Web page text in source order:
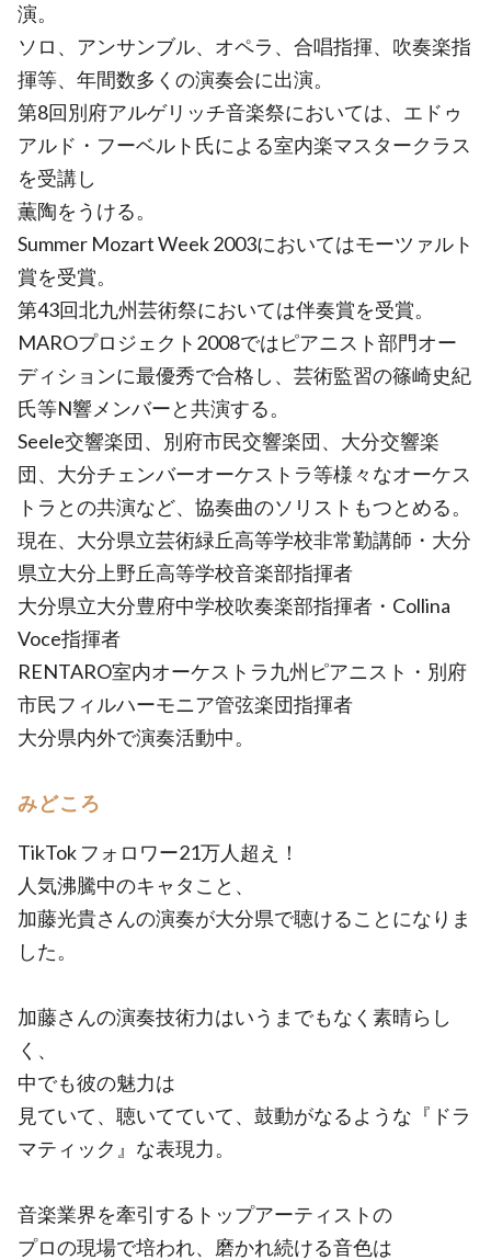
演。
ソロ、アンサンブル、オペラ、合唱指揮、吹奏楽指
揮等、年間数多くの演奏会に出演。
第8回別府アルゲリッチ音楽祭においては、エドゥ
アルド・フーベルト氏による室内楽マスタークラス
を受講し
薫陶をうける。
Summer Mozart Week 2003においてはモーツァルト
賞を受賞。
第43回北九州芸術祭においては伴奏賞を受賞。
MAROプロジェクト2008ではピアニスト部門オー
ディションに最優秀で合格し、芸術監習の篠崎史紀
氏等N響メンバーと共演する。
Seele交響楽団、別府市民交響楽団、大分交響楽
団、大分チェンバーオーケストラ等様々なオーケス
トラとの共演など、協奏曲のソリストもつとめる。
現在、大分県立芸術緑丘高等学校非常勤講師・大分
県立大分上野丘高等学校音楽部指揮者
大分県立大分豊府中学校吹奏楽部指揮者・Collina
Voce指揮者
RENTARO室内オーケストラ九州ピアニスト・別府
市民フィルハーモニア管弦楽団指揮者
大分県内外で演奏活動中。
みどころ
TikTok フォロワー21万人超え！
人気沸騰中のキャタこと、
加藤光貴さんの演奏が大分県で聴けることになりま
した。
加藤さんの演奏技術力はいうまでもなく素晴らし
く、
中でも彼の魅力は
見ていて、聴いてていて、鼓動がなるような『ドラ
マティック』な表現力。
音楽業界を牽引するトップアーティストの
プロの現場で培われ、磨かれ続ける音色は